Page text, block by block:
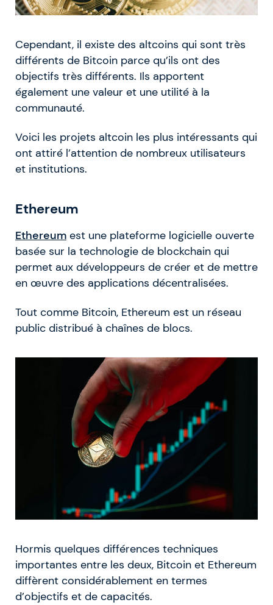
Cependant, il existe des altcoins qui sont très
différents de Bitcoin parce qu’ils ont des
objectifs très différents. Ils apportent
également une valeur et une utilité à la
communauté.
Voici les projets altcoin les plus intéressants qui
ont attiré l’attention de nombreux utilisateurs
et institutions.
Ethereum
Ethereum est une plateforme logicielle ouverte
basée sur la technologie de blockchain qui
permet aux développeurs de créer et de mettre
en œuvre des applications décentralisées.
Tout comme Bitcoin, Ethereum est un réseau
public distribué à chaînes de blocs.
Hormis quelques différences techniques
importantes entre les deux, Bitcoin et Ethereum
diffèrent considérablement en termes
d’objectifs et de capacités.